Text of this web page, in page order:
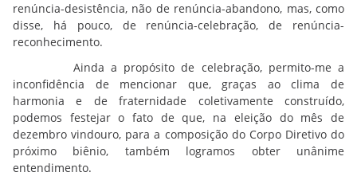
renúncia-desistência, não de renúncia-abandono, mas, como
disse, há pouco, de renúncia-celebração, de renúncia-
reconhecimento.
Ainda a propósito de celebração, permito-me a
inconfidência de mencionar que, graças ao clima de
harmonia e de fraternidade coletivamente construído,
podemos festejar o fato de que, na eleição do mês de
dezembro vindouro, para a composição do Corpo Diretivo do
próximo biênio, também logramos obter unânime
entendimento.